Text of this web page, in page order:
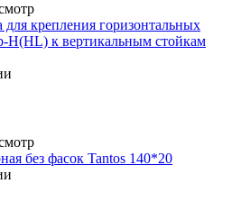
крепления горизонтальных
H(HL) к вертикальным стойкам
без фасок Tantos 140*20